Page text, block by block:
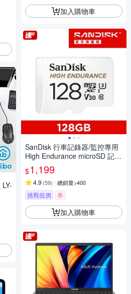
加入購物車
SanDisk 行車記錄器/監控專用
High Endurance microSD 記憶
卡 128GB 公司貨
$1,199
4.9 (59) 總銷量>400
挑戰低價 券
加入購物車